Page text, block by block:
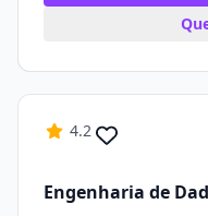
4.2
Engenharia de